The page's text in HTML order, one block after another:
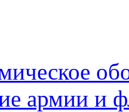
армии и